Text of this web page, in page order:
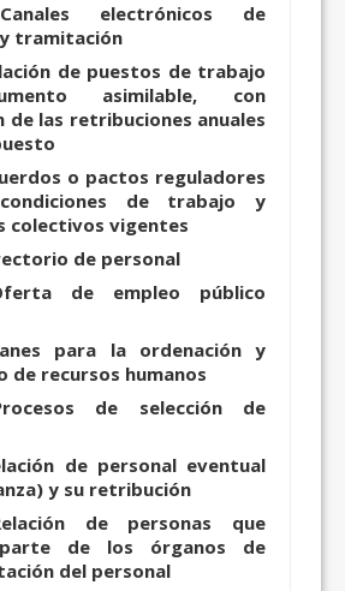
electrónicos de
tramitación
de puestos de trabajo
asimilable, con
de las retribuciones anuales
o pactos reguladores
de trabajo y
colectivos vigentes
de personal
de empleo público
para la ordenación y
de recursos humanos
de selección de
de personal eventual
y su retribución
de personas que
de los órganos de
del personal